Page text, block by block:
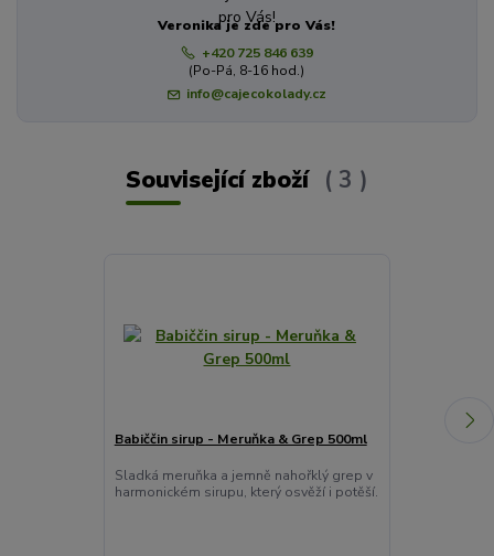
Veronika je zde pro Vás!
+420 725 846 639
(Po-Pá, 8-16 hod.)
info@cajecokolady.cz
Související zboží 3
Babiččin sirup - Meruňka & Grep 500ml
Sladká meruňka a jemně nahořklý grep v
harmonickém sirupu, který osvěží i potěší.